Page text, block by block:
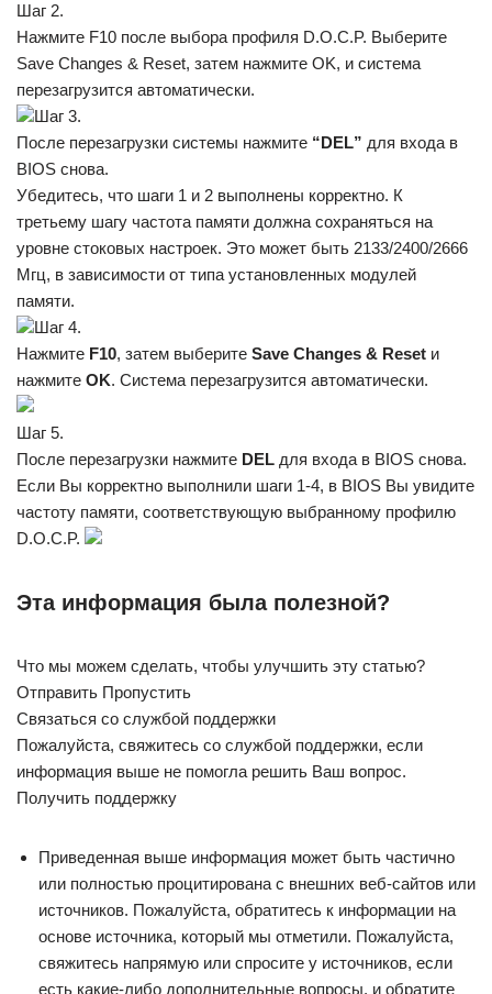
Шаг 2.
Нажмите F10 после выбора профиля D.O.C.P. Выберите
Save Changes & Reset, затем нажмите OK, и система
перезагрузится автоматически.
Шаг 3.
После перезагрузки системы нажмите “DEL” для входа в
BIOS снова.
Убедитесь, что шаги 1 и 2 выполнены корректно. К
третьему шагу частота памяти должна сохраняться на
уровне стоковых настроек. Это может быть 2133/2400/2666
Мгц, в зависимости от типа установленных модулей
памяти.
Шаг 4.
Нажмите F10, затем выберите Save Changes & Reset и
нажмите OK. Система перезагрузится автоматически.
Шаг 5.
После перезагрузки нажмите DEL для входа в BIOS снова.
Если Вы корректно выполнили шаги 1-4, в BIOS Вы увидите
частоту памяти, соответствующую выбранному профилю
D.O.C.P.
Эта информация была полезной?
Что мы можем сделать, чтобы улучшить эту статью?
Отправить Пропустить
Связаться со службой поддержки
Пожалуйста, свяжитесь со службой поддержки, если
информация выше не помогла решить Ваш вопрос.
Получить поддержку
Приведенная выше информация может быть частично
или полностью процитирована с внешних веб-сайтов или
источников. Пожалуйста, обратитесь к информации на
основе источника, который мы отметили. Пожалуйста,
свяжитесь напрямую или спросите у источников, если
есть какие-либо дополнительные вопросы, и обратите